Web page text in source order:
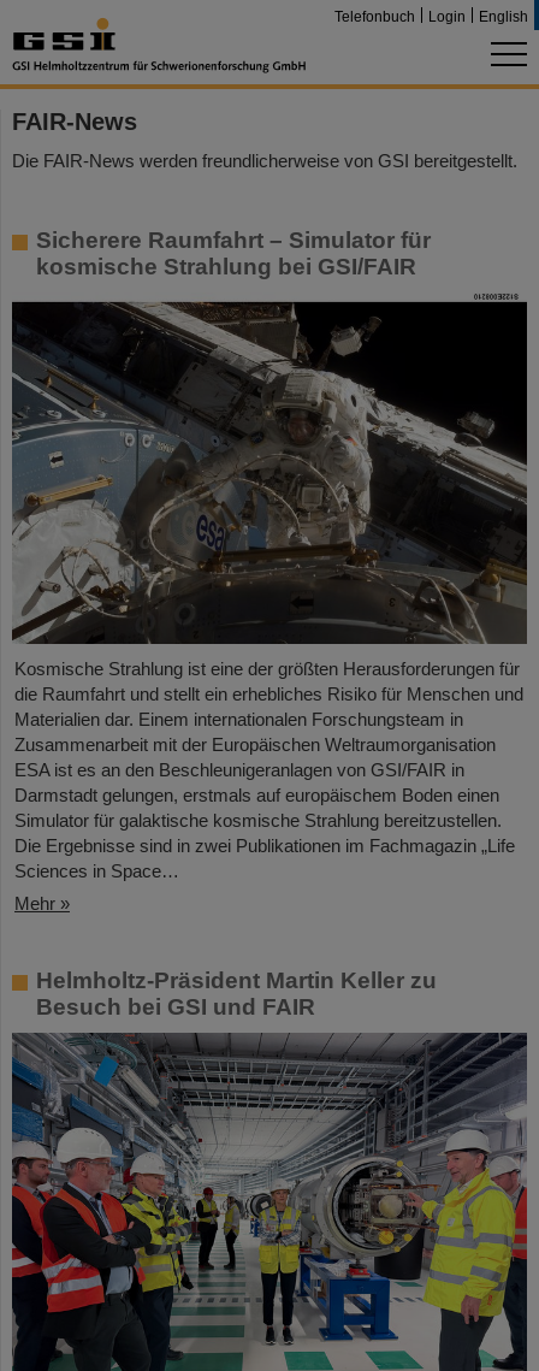
Telefonbuch Login English
FAIR-News
Die FAIR-News werden freundlicherweise von GSI bereitgestellt.
Sicherere Raumfahrt – Simulator für
kosmische Strahlung bei GSI/FAIR
Kosmische Strahlung ist eine der größten Herausforderungen für
die Raumfahrt und stellt ein erhebliches Risiko für Menschen und
Materialien dar. Einem internationalen Forschungsteam in
Zusammenarbeit mit der Europäischen Weltraumorganisation
ESA ist es an den Beschleunigeranlagen von GSI/FAIR in
Darmstadt gelungen, erstmals auf europäischem Boden einen
Simulator für galaktische kosmische Strahlung bereitzustellen.
Die Ergebnisse sind in zwei Publikationen im Fachmagazin „Life
Sciences in Space…
Mehr »
Helmholtz-Präsident Martin Keller zu
Besuch bei GSI und FAIR